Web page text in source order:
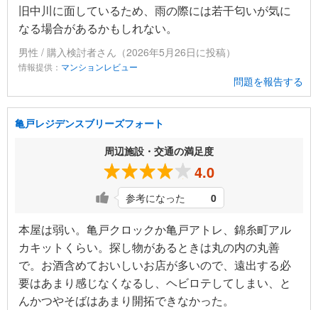
旧中川に面しているため、雨の際には若干匂いが気に
なる場合があるかもしれない。
男性 / 購入検討者さん（2026年5月26日に投稿）
情報提供： マンションレビュー
問題を報告する
亀戸レジデンスブリーズフォート
周辺施設・交通の満足度
4.0
参考になった 0
本屋は弱い。亀戸クロックか亀戸アトレ、錦糸町アル
カキットくらい。探し物があるときは丸の内の丸善
で。お酒含めておいしいお店が多いので、遠出する必
要はあまり感じなくなるし、ヘビロテしてしまい、と
んかつやそばはあまり開拓できなかった。